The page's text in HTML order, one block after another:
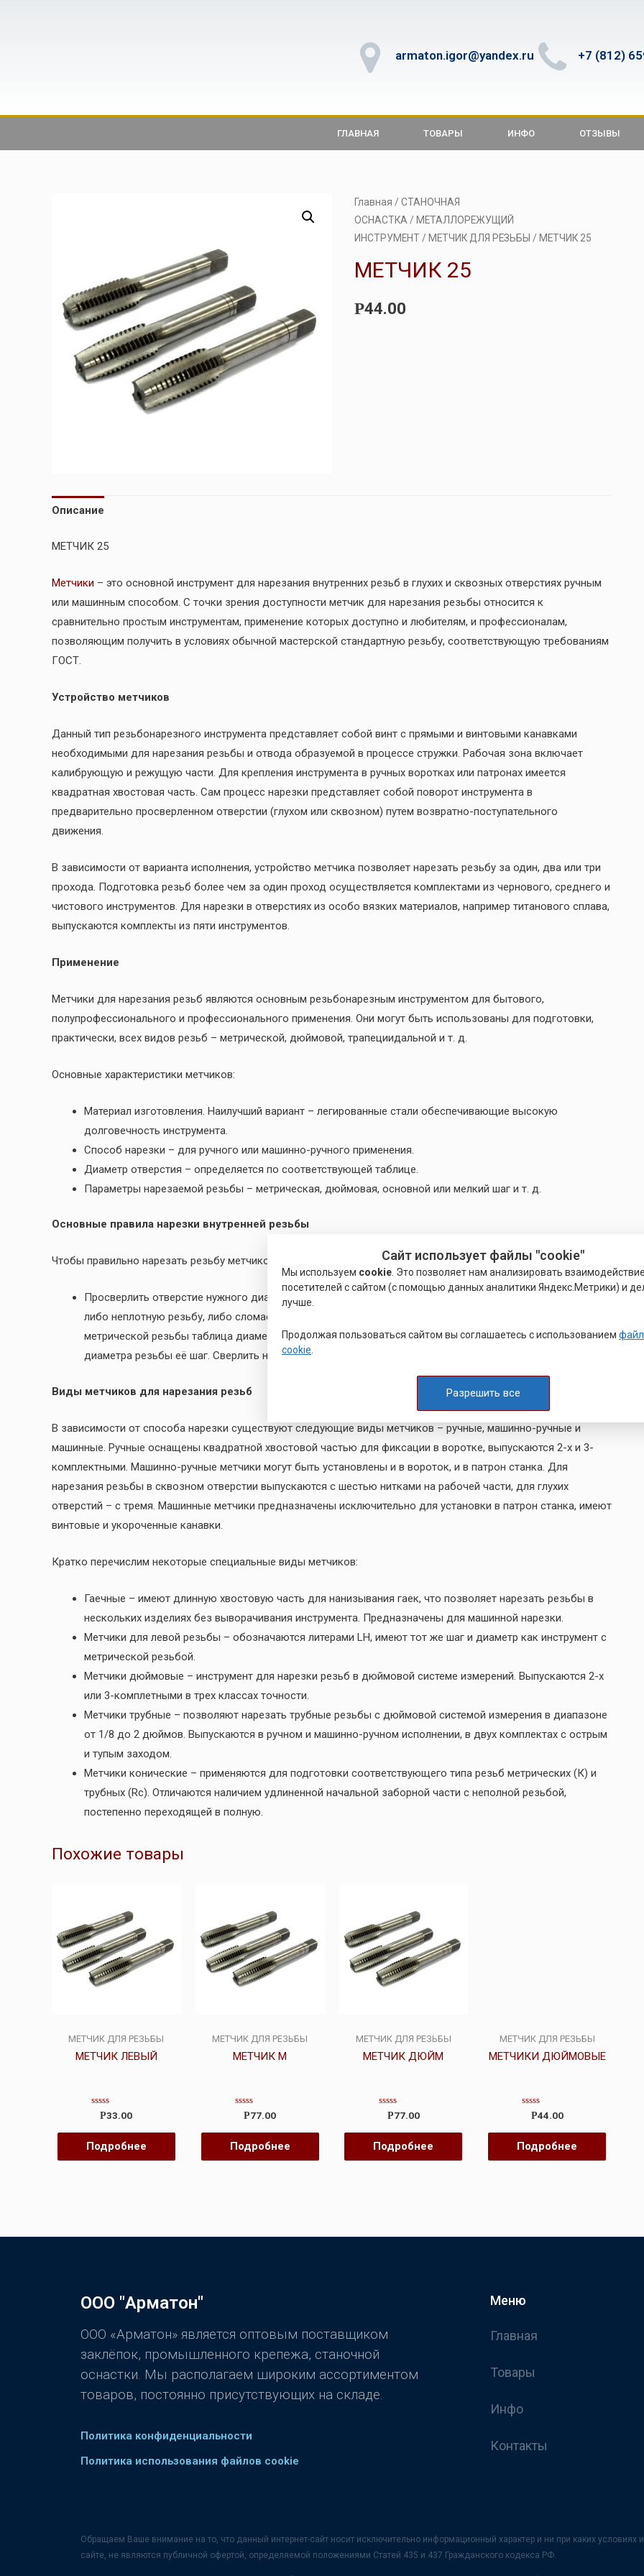
armaton.igor@yandex.ru +7 (812)
ГЛАВНАЯ ТОВАРЫ ИНФО ОТЗЫВЫ
Главная / СТАНОЧНАЯ
ОСНАСТКА / МЕТАЛЛОРЕЖУЩИЙ
ИНСТРУМЕНТ/ МЕТЧИК ДЛЯ РЕЗЬБЫ / МЕТЧИК 25
МЕТЧИК 25
Р44.00
Описание
МЕТЧИК 25
Метчики – это основной инструмент для нарезания внутренних резьб в глухих и сквозных отверстиях ручным
или машинным способом. С точки зрения доступности метчик для нарезания резьбы относится к
сравнительно простым инструментам, применение которых доступно и любителям, и профессионалам,
позволяющим получить в условиях обычной мастерской стандартную резьбу, соответствующую требованиям
ГОСТ.
Устройство метчиков
Данный тип резьбонарезного инструмента представляет собой винт с прямыми и винтовыми канавками
необходимыми для нарезания резьбы и отвода образуемой в процессе стружки. Рабочая зона включает
калибрующую и режущую части. Для крепления инструмента в ручных воротках или патронах имеется
квадратная хвостовая часть. Сам процесс нарезки представляет собой поворот инструмента в
предварительно просверленном отверстии (глухом или сквозном) путем возвратно-поступательного
движения.
В зависимости от варианта исполнения, устройство метчика позволяет нарезать резьбу за один, два или три
прохода. Подготовка резьб более чем за один проход осуществляется комплектами из чернового, среднего и
чистового инструментов. Для нарезки в отверстиях из особо вязких материалов, например титанового сплава,
выпускаются комплекты из пяти инструментов.
Применение
Метчики для нарезания резьб являются основным резьбонарезным инструментом для бытового,
полупрофессионального и профессионального применения. Они могут быть использованы для подготовки,
практически, всех видов резьб – метрической, дюймовой, трапециидальной и т. д.
Основные характеристики метчиков:
Материал изготовления. Наилучший вариант – легированные стали обеспечивающие высокую
долговечность инструмента.
Способ нарезки – для ручного или машинно-ручного применения.
Диаметр отверстия – определяется по соответствующей таблице.
Параметры нарезаемой резьбы – метрическая, дюймовая, основной или мелкий шаг и т. д.
Основные правила нарезки внутренней резьбы
Чтобы правильно нарезать резьбу метчиком необходимо придерживаться следующих рекомендаций:
Просверлить отверстие нужного диаметра. По сути – это главный этап, т. к. при ошибке вы получите
либо неплотную резьбу, либо сломаете метчик из-за перегрузки. Для наиболее распространенной,
метрической резьбы таблица диаметров приведена ниже. Для грубой оценки необходимо отнять от
диаметра резьбы её шаг. Сверлить необходимо строго перпендикулярно к плоскости.
Виды метчиков для нарезания резьб
В зависимости от способа нарезки существуют следующие виды метчиков – ручные, машинно-ручные и
машинные. Ручные оснащены квадратной хвостовой частью для фиксации в воротке, выпускаются 2-х и 3-
комплектными. Машинно-ручные метчики могут быть установлены и в вороток, и в патрон станка. Для
нарезания резьбы в сквозном отверстии выпускаются с шестью нитками на рабочей части, для глухих
отверстий – с тремя. Машинные метчики предназначены исключительно для установки в патрон станка, имеют
винтовые и укороченные канавки.
Кратко перечислим некоторые специальные виды метчиков:
Гаечные – имеют длинную хвостовую часть для нанизывания гаек, что позволяет нарезать резьбы в
нескольких изделиях без выворачивания инструмента. Предназначены для машинной нарезки.
Метчики для левой резьбы – обозначаются литерами LH, имеют тот же шаг и диаметр как инструмент с
метрической резьбой.
Метчики дюймовые – инструмент для нарезки резьб в дюймовой системе измерений. Выпускаются 2-х
или 3-комплетными в трех классах точности.
Метчики трубные – позволяют нарезать трубные резьбы с дюймовой системой измерения в диапазоне
от 1/8 до 2 дюймов. Выпускаются в ручном и машинно-ручном исполнении, в двух комплектах с острым
и тупым заходом.
Метчики конические – применяются для подготовки соответствующего типа резьб метрических (К) и
трубных (Rc). Отличаются наличием удлиненной начальной заборной части с неполной резьбой,
постепенно переходящей в полную.
Похожие товары
МЕТЧИК ДЛЯ РЕЗЬБЫ
МЕТЧИК ЛЕВЫЙ
Оценка
из
5
Р33.00
Подробнее
МЕТЧИК ДЛЯ РЕЗЬБЫ
МЕТЧИК М
Оценка
из
5
Р77.00
Подробнее
МЕТЧИК ДЛЯ РЕЗЬБЫ
МЕТЧИК ДЮЙМ
Оценка
из
5
Р77.00
Подробнее
МЕТЧИК ДЛЯ РЕЗЬБЫ
МЕТЧИКИ ДЮЙМОВЫЕ
Оценка
из
5
Р44.00
Подробнее
ООО "Арматон"
ООО «Арматон» является оптовым поставщиком
заклёпок, промышленного крепежа, станочной
оснастки. Мы располагаем широким ассортиментом
товаров, постоянно присутствующих на складе.
Политика конфиденциальности
Политика использования файлов cookie
Меню
Главная
Товары
Инфо
Контакты
Обращаем Ваше внимание на то, что данный интернет-сайт носит исключительно информационный характер и ни при каких
сайте, не являются публичной офертой, определяемой положениями Статей 435 и 437 Гражданского кодекса РФ.
Сайт использует файлы "cookie"
Мы используем cookie . Это позволяет нам анализировать
посетителей с сайтом (с помощью данных аналитики Яндекс.Метрики) и
лучше.
Продолжая пользоваться сайтом вы соглашаетесь с использованием
cookie
Разрешить все